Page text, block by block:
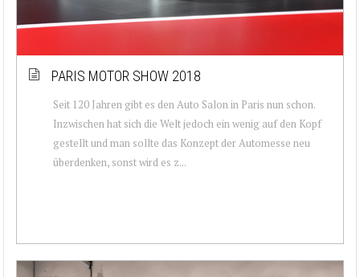
PARIS MOTOR SHOW 2018
Seit 120 Jahren gibt es den Auto Salon in Paris nun schon.
Inzwischen hat sich die Welt jedoch ein wenig auf den Kopf
gestellt und man sollte das Konzept der Automesse neu
überdenken, sonst wird es z...